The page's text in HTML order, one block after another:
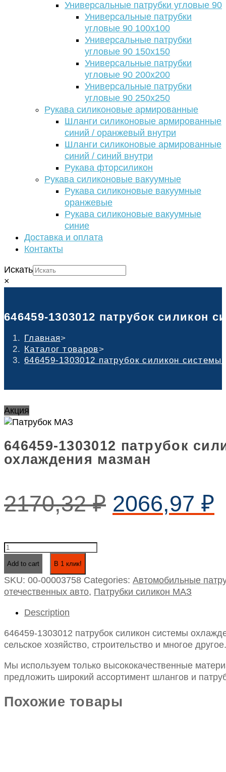
Универсальные патрубки угловые 90
Универсальные патрубки
угловые 90 100х100
Универсальные патрубки
угловые 90 150х150
Универсальные патрубки
угловые 90 200х200
Универсальные патрубки
угловые 90 250х250
Рукава силиконовые армированные
Шланги силиконовые армированные
синий / оранжевый внутри
Шланги силиконовые армированные
синий / синий внутри
Рукава фторсиликон
Рукава силиконовые вакуумные
Рукава силиконовые вакуумные
оранжевые
Рукава силиконовые вакуумные
синие
Доставка и оплата
Контакты
Искать
×
646459-1303012 патрубок силикон
Главная>
Каталог товаров>
646459-1303012 патрубок силикон
Акция
646459-1303012 патрубок
охлаждения мазман
2170,32₽ 2066,97 ₽
646459-
силикон
системы
мазман
quantity
Add to cart В 1 клик!
SKU: 00-00003758 Categories: Автомобильные
отечественных авто, Патрубки силикон МАЗ
Description
646459-1303012 патрубок силикон системы
сельское хозяйство, строительство и многое
Мы используем только высококачественные
предложить широкий ассортимент шлангов и
Похожие товары